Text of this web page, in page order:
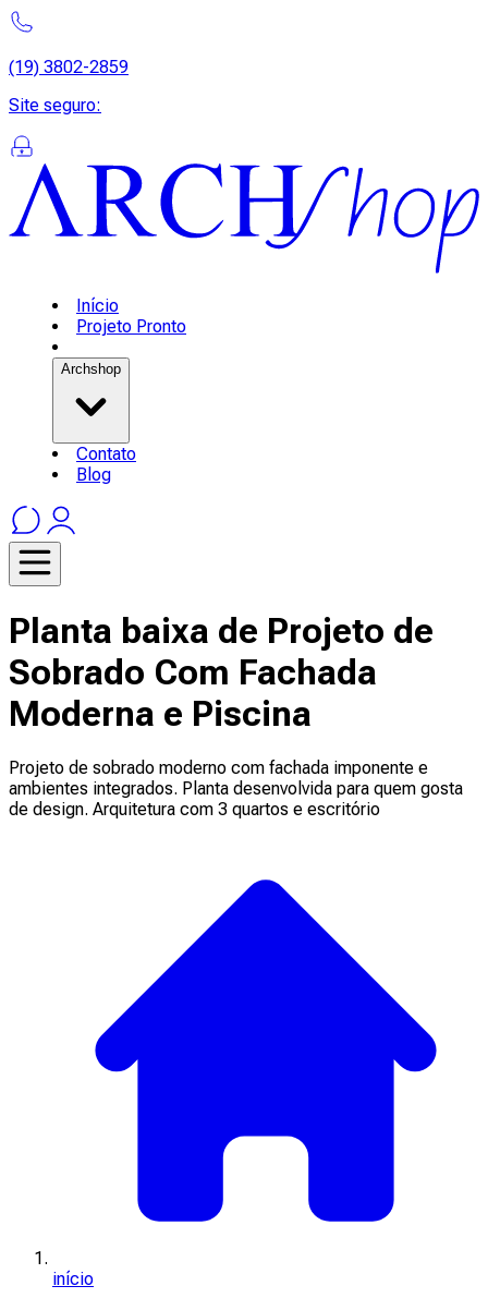
(19) 3802-2859
Site seguro:
Início
Projeto Pronto
Archshop
Contato
Blog
Planta baixa de Projeto de
Sobrado Com Fachada
Moderna e Piscina
Projeto de sobrado moderno com fachada imponente e
ambientes integrados. Planta desenvolvida para quem gosta
de design. Arquitetura com 3 quartos e escritório
início